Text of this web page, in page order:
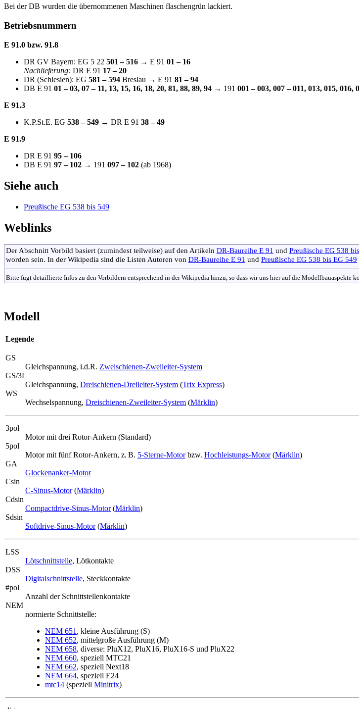
Bei der DB wurden die übernommenen Maschinen flaschengrün lackiert.
Betriebsnummern
E 91.0 bzw. 91.8
DR GV Bayern: EG 5 22 501 – 516 → E 91 01 – 16
Nachlieferung: DR E 91 17 – 20
DR (Schlesien): EG 581 – 594 Breslau → E 91 81 – 94
DB E 91 01 – 03, 07 – 11, 13, 15, 16, 18, 20, 81, 88, 89, 94 → 191 001 – 003, 007 – 011, 013, 015, 016,
E 91.3
K.P.St.E. EG 538 – 549 → DR E 91 38 – 49
E 91.9
DR E 91 95 – 106
DB E 91 97 – 102 → 191 097 – 102 (ab 1968)
Siehe auch
Preußische EG 538 bis 549
Weblinks
Der Abschnitt Vorbild basiert (zumindest teilweise) auf den Artikeln DR-Baureihe E 91 und Preußische EG 538
worden sein. In der Wikipedia sind die Listen Autoren von DR-Baureihe E 91 und Preußische EG 538 bis EG 549
Bitte fügt detaillierte Infos zu den Vorbildern entsprechend in der Wikipedia hinzu, so dass wir uns hier auf die Modellbauaspekte
Modell
Legende
GS
Gleichspannung, i.d.R. Zweischienen-Zweileiter-System
GS/3L
Gleichspannung, Dreischienen-Dreileiter-System (Trix Express)
WS
Wechselspannung, Dreischienen-Zweileiter-System (Märklin)
3pol
Motor mit drei Rotor-Ankern (Standard)
5pol
Motor mit fünf Rotor-Ankern, z. B. 5-Sterne-Motorbzw. Hochleistungs-Motor(Märklin)
GA
Glockenanker-Motor
Csin
C-Sinus-Motor(Märklin)
Cdsin
Compactdrive-Sinus-Motor(Märklin)
Sdsin
Softdrive-Sinus-Motor(Märklin)
LSS
Lötschnittstelle, Lötkontakte
DSS
Digitalschnittstelle, Steckkontakte
#pol
Anzahl der Schnittstellenkontakte
NEM
normierte Schnittstelle:
NEM 651 , kleine Ausführung (S)
NEM 652, mittelgroße Ausführung (M)
NEM 658, diverse: PluX12, PluX16, PluX16-S und PluX22
NEM 660, speziell MTC21
NEM 662, speziell Next18
NEM 664, speziell E24
mtc14 (speziell Minitrix)